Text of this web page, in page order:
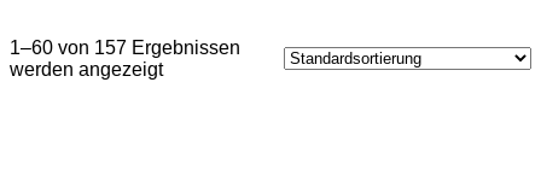
1–60 von 157 Ergebnissen
werden angezeigt